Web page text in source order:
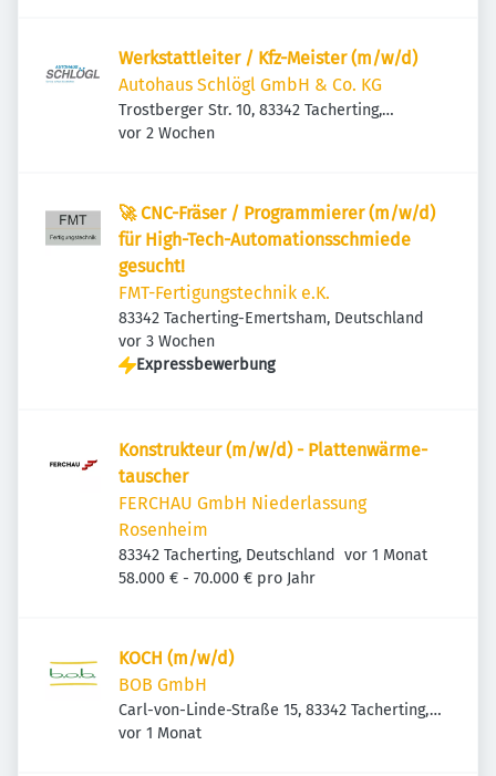
Werkstattleiter / Kfz-Meister (m/w/d)
Autohaus Schlögl GmbH & Co. KG
Trostberger Str. 10, 83342 Tacherting,
Deutschland
Veröffentlicht
vor 2 Wochen
🚀 CNC-Fräser / Programmierer (m/w/d)
für High-Tech-Automationsschmiede
gesucht!
FMT-Fertigungstechnik e.K.
83342 Tacherting-Emertsham, Deutschland
Veröffentlicht
vor 3 Wochen
Expressbewerbung
Konstruk­teur (m/w/d) - Plat­ten­wär­me­
tau­scher
FERCHAU GmbH Niederlassung
Rosenheim
83342 Tacherting, Deutschland Veröffentlicht
vor 1 Monat
58.000 € - 70.000 € pro Jahr
KOCH (m/w/d)
BOB GmbH
Carl-von-Linde-Straße 15, 83342 Tacherting,
Deutschland
Veröffentlicht
vor 1 Monat